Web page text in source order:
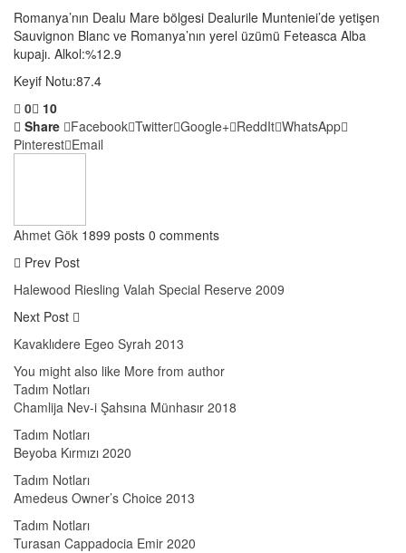
Romanya’nın Dealu Mare bölgesi Dealurile Munteniei’de yetişen
Sauvignon Blanc ve Romanya’nın yerel üzümü Feteasca Alba
kupajı. Alkol:%12.9
Keyif Notu:87.4
0
10
Share
Facebook Twitter Google+ ReddIt WhatsApp
Pinterest Email
Ahmet Gök 1899 posts 0 comments
Prev Post
Halewood Riesling Valah Special Reserve 2009
Next Post
Kavaklıdere Egeo Syrah 2013
You might also like More from author
Tadım Notları
Chamlija Nev-i Şahsına Münhasır 2018
Tadım Notları
Beyoba Kırmızı 2020
Tadım Notları
Amedeus Owner’s Choice 2013
Tadım Notları
Turasan Cappadocia Emir 2020